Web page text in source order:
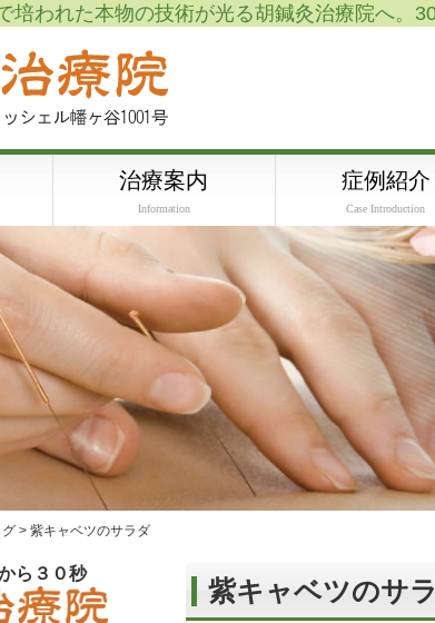
培われた本物の技術が光る胡鍼灸治療院へ。
治療案内
Information
症例紹介
Case Introduction
> 紫キャベツのサラダ
紫キャベツのサ
ら３０秒